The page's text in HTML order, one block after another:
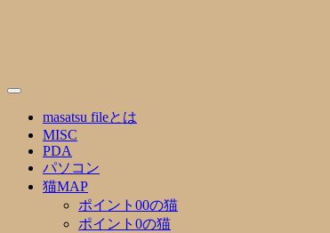
masatsu fileとは
MISC
PDA
パソコン
猫MAP
ポイント00の猫
ポイント0の猫